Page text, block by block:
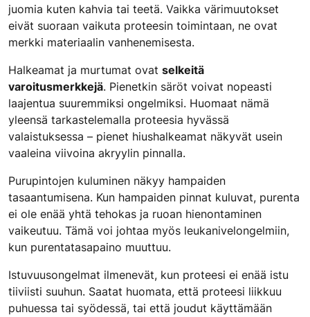
juomia kuten kahvia tai teetä. Vaikka värimuutokset
eivät suoraan vaikuta proteesin toimintaan, ne ovat
merkki materiaalin vanhenemisesta.
Halkeamat ja murtumat ovat selkeitä
varoitusmerkkejä. Pienetkin säröt voivat nopeasti
laajentua suuremmiksi ongelmiksi. Huomaat nämä
yleensä tarkastelemalla proteesia hyvässä
valaistuksessa – pienet hiushalkeamat näkyvät usein
vaaleina viivoina akryylin pinnalla.
Purupintojen kuluminen näkyy hampaiden
tasaantumisena. Kun hampaiden pinnat kuluvat, purenta
ei ole enää yhtä tehokas ja ruoan hienontaminen
vaikeutuu. Tämä voi johtaa myös leukanivelongelmiin,
kun purentatasapaino muuttuu.
Istuvuusongelmat ilmenevät, kun proteesi ei enää istu
tiiviisti suuhun. Saatat huomata, että proteesi liikkuu
puhuessa tai syödessä, tai että joudut käyttämään